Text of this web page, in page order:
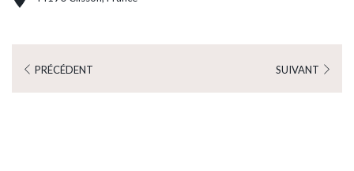
et ainsi découvrir la ville et ses environs depuis l'eau.
PRÉCÉDENT SUIVANT